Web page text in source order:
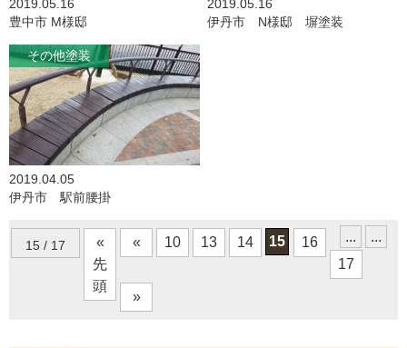
2019.05.16
豊中市 M様邸
2019.05.16
伊丹市 N様邸 塀塗装
その他塗装
2019.04.05
伊丹市 駅前腰掛
15 / 17
«
先
頭
« ...
10 ...
13 14 15
16
17
»